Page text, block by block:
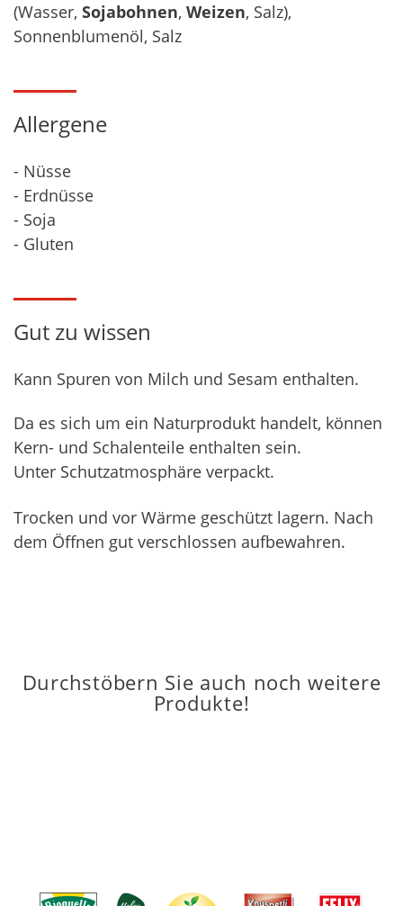
(Wasser, Sojabohnen, Weizen, Salz),
Sonnenblumenöl, Salz
Allergene
- Nüsse
- Erdnüsse
- Soja
- Gluten
Gut zu wissen
Kann Spuren von Milch und Sesam enthalten.
Da es sich um ein Naturprodukt handelt, können
Kern- und Schalenteile enthalten sein.
Unter Schutzatmosphäre verpackt.
Trocken und vor Wärme geschützt lagern. Nach
dem Öffnen gut verschlossen aufbewahren.
Durchstöbern Sie auch noch weitere
Produkte!